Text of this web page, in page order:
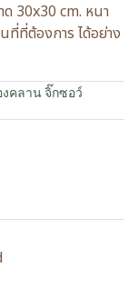
30x30 cm. หนา
ที่ต้องการ ได้อย่าง
คลาน จิ๊กซอว์